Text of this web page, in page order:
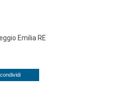
Emilia RE
condividi